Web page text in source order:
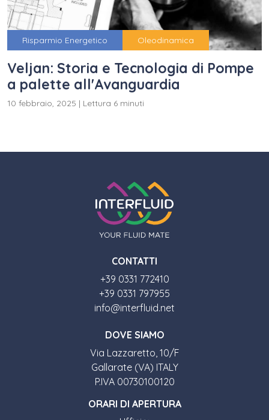
Risparmio Energetico Oleodinamica
Veljan: Storia e Tecnologia di Pompe
a palette all'Avanguardia
10 febbraio, 2025 | Lettura 6 minuti
CONTATTI
+39 0331 772410
+39 0331 797955
info@interfluid.net
DOVE SIAMO
Via Lazzaretto, 10/F
Gallarate (VA) ITALY
P.IVA 00730100120
ORARI DI APERTURA